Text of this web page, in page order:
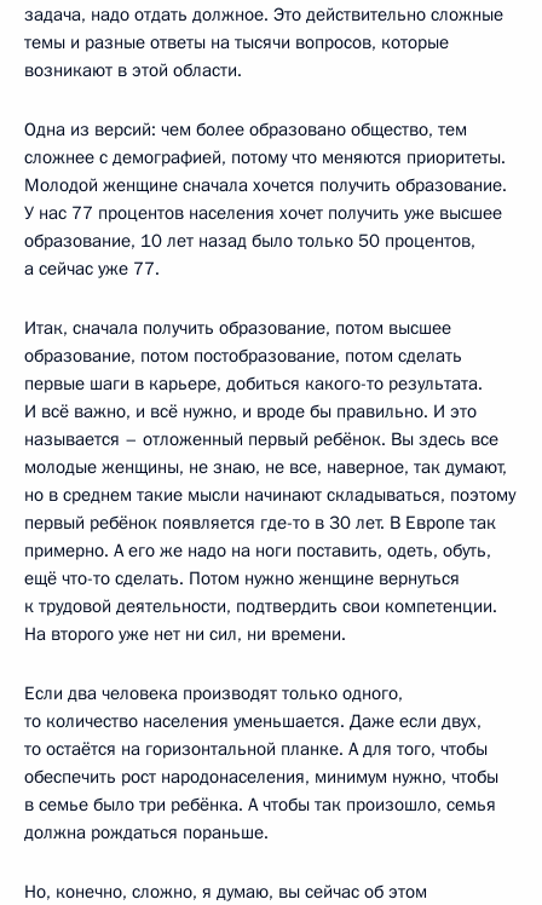
задача, надо отдать должное. Это действительно сложные
темы и разные ответы на тысячи вопросов, которые
возникают в этой области.
Одна из версий: чем более образовано общество, тем
сложнее с демографией, потому что меняются приоритеты.
Молодой женщине сначала хочется получить образование.
У нас 77 процентов населения хочет получить уже высшее
образование, 10 лет назад было только 50 процентов,
а сейчас уже 77.
Итак, сначала получить образование, потом высшее
образование, потом постобразование, потом сделать
первые шаги в карьере, добиться какого-то результата.
И всё важно, и всё нужно, и вроде бы правильно. И это
называется – отложенный первый ребёнок. Вы здесь все
молодые женщины, не знаю, не все, наверное, так думают,
но в среднем такие мысли начинают складываться, поэтому
первый ребёнок появляется где-то в 30 лет. В Европе так
примерно. А его же надо на ноги поставить, одеть, обуть,
ещё что-то сделать. Потом нужно женщине вернуться
к трудовой деятельности, подтвердить свои компетенции.
На второго уже нет ни сил, ни времени.
Если два человека производят только одного,
то количество населения уменьшается. Даже если двух,
то остаётся на горизонтальной планке. А для того, чтобы
обеспечить рост народонаселения, минимум нужно, чтобы
в семье было три ребёнка. А чтобы так произошло, семья
должна рождаться пораньше.
Но, конечно, сложно, я думаю, вы сейчас об этом